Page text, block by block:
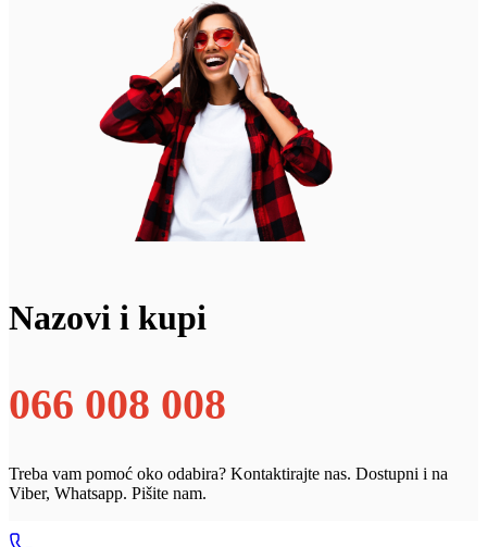
Nazovi i kupi
066 008 008
Treba vam pomoć oko odabira? Kontaktirajte nas. Dostupni i na
Viber, Whatsapp. Pišite nam.